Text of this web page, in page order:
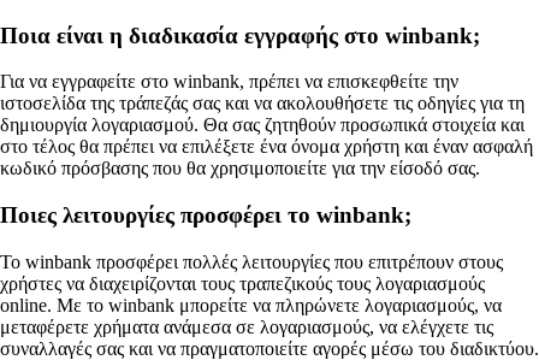
Ποια είναι η διαδικασία εγγραφής στο winbank;
Για να εγγραφείτε στο winbank, πρέπει να επισκεφθείτε την
ιστοσελίδα της τράπεζάς σας και να ακολουθήσετε τις οδηγίες για τη
δημιουργία λογαριασμού. Θα σας ζητηθούν προσωπικά στοιχεία και
στο τέλος θα πρέπει να επιλέξετε ένα όνομα χρήστη και έναν ασφαλή
κωδικό πρόσβασης που θα χρησιμοποιείτε για την είσοδό σας.
Ποιες λειτουργίες προσφέρει το winbank;
Το winbank προσφέρει πολλές λειτουργίες που επιτρέπουν στους
χρήστες να διαχειρίζονται τους τραπεζικούς τους λογαριασμούς
online. Με το winbank μπορείτε να πληρώνετε λογαριασμούς, να
μεταφέρετε χρήματα ανάμεσα σε λογαριασμούς, να ελέγχετε τις
συναλλαγές σας και να πραγματοποιείτε αγορές μέσω του διαδικτύου.